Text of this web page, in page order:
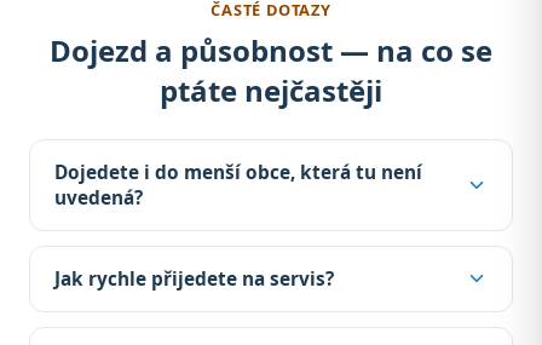
ČASTÉ DOTAZY
Dojezd a působnost — na co se
ptáte nejčastěji
Dojedete i do menší obce, která tu není
uvedená?
Jak rychle přijedete na servis?